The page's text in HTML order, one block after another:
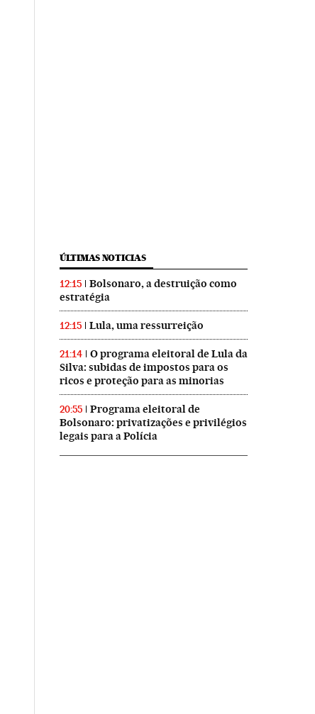
en Twitter
Brasil en Instagram
País Brasil en Facebook
ÚLTIMAS NOTICIAS
12:15
Bolsonaro, a destruição como
estratégia
12:15 Lula, uma ressurreição
21:14
O programa eleitoral de Lula da
Silva: subidas de impostos para os
ricos e proteção para as minorias
20:55
Programa eleitoral de
Bolsonaro: privatizações e privilégios
legais para a Polícia